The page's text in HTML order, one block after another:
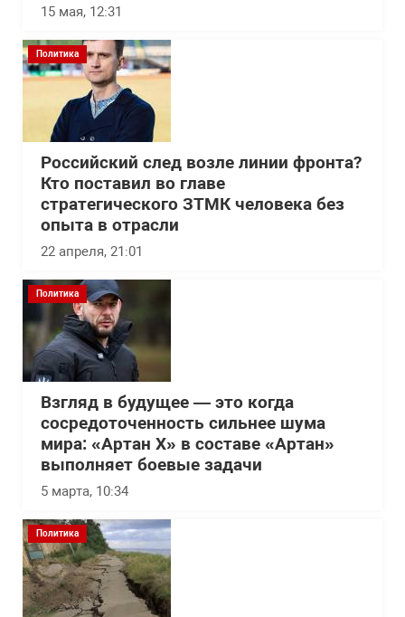
15 мая, 12:31
Политика
Российский след возле линии фронта?
Кто поставил во главе
стратегического ЗТМК человека без
опыта в отрасли
22 апреля, 21:01
Политика
Взгляд в будущее — это когда
сосредоточенность сильнее шума
мира: «Артан Х» в составе «Артан»
выполняет боевые задачи
5 марта, 10:34
Политика